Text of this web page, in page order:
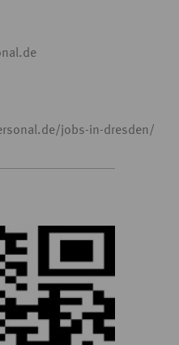
jobs-in-dresden/